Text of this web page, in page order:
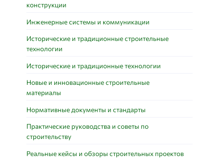
конструкции
Инженерные системы и коммуникации
Исторические и традиционные строительные
технологии
Исторические и традиционные технологии
Новые и инновационные строительные
материалы
Нормативные документы и стандарты
Практические руководства и советы по
строительству
Реальные кейсы и обзоры строительных проектов